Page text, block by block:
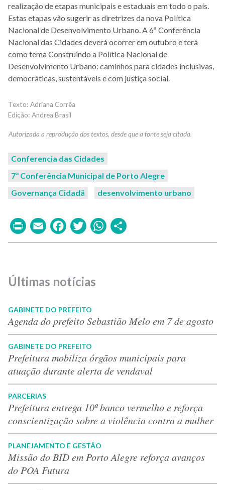
realização de etapas municipais e estaduais em todo o país.
Estas etapas vão sugerir as diretrizes da nova Política
Nacional de Desenvolvimento Urbano. A 6ª Conferência
Nacional das Cidades deverá ocorrer em outubro e terá
como tema Construindo a Política Nacional de
Desenvolvimento Urbano: caminhos para cidades inclusivas,
democráticas, sustentáveis e com justiça social.
Adriana Corrêa
Andrea Brasil
Conferencia das Cidades
7ª Conferência Municipal de Porto Alegre
Governança Cidadã
desenvolvimento urbano
PrintEmailFacebook
TwitterWhatsApp
Últimas notícias
GABINETE DO PREFEITO
Agenda do prefeito Sebastião Melo em 7 de agosto
GABINETE DO PREFEITO
Prefeitura mobiliza órgãos municipais para
atuação durante alerta de vendaval
PARCERIAS
Prefeitura entrega 10º banco vermelho e reforça
conscientização sobre a violência contra a mulher
PLANEJAMENTO E GESTÃO
Missão do BID em Porto Alegre reforça avanços
do POA Futura